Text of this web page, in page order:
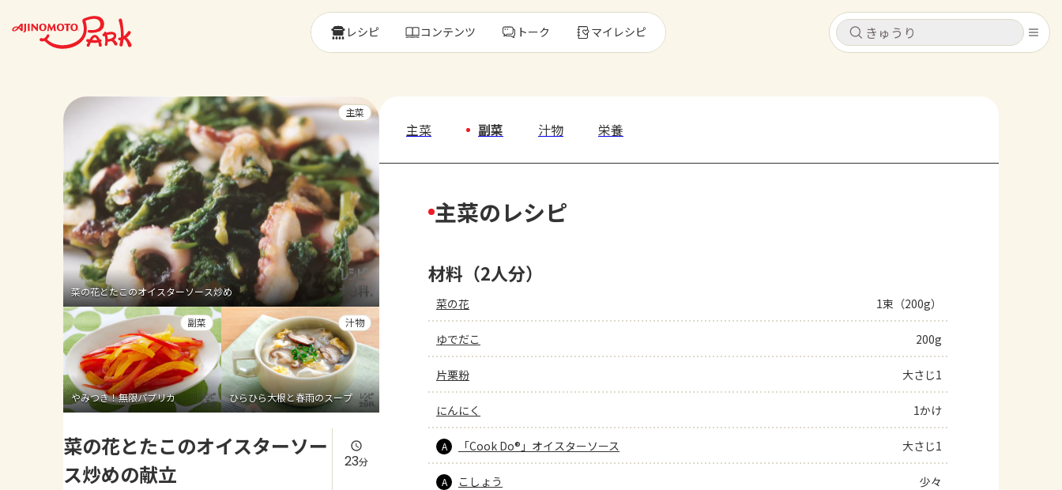
キャンセル
よくあるお問い合わせ
お買い物
キャンセル
レシピ コンテンツ トーク マイレシピ
菜の花とたこのオイスターソース炒め
主菜
やみつき！無限パプリカ
副菜
ひらひら大根と春雨のスープ
汁物
菜の花とたこのオイスターソー
ス炒めの献立
23分
主菜 副菜 汁物 栄養
主菜のレシピ
材料（2人分）
菜の花 1束（200g）
ゆでだこ 200g
片栗粉 大さじ1
にんにく 1かけ
A 「Cook Do®」オイスターソース 大さじ1
A こしょう 少々